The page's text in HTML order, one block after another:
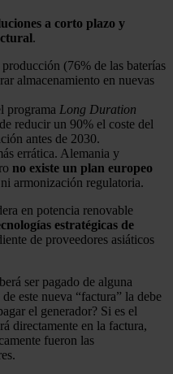
a corto plazo y
.
(76% de las baterías
almacenamiento en nuevas
programa Long Duration
reducir un 90% el coste del
antes de 2030.
errática. Alemania y
no existe un plan europeo
armonización regulatoria.
en potencia renovable
estratégicas de
de proveedores asiáticos
ser pagado de alguna
este nueva “factura” la debe
el generador? Si es el
directamente en la factura,
fueron las